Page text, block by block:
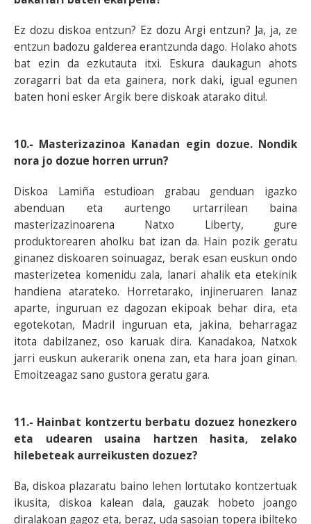
Ez dozu diskoa entzun? Ez dozu Argi entzun? Ja, ja, ze
entzun badozu galderea erantzunda dago. Holako ahots
bat ezin da ezkutauta itxi. Eskura daukagun ahots
zoragarri bat da eta gainera, nork daki, igual egunen
baten honi esker Argik bere diskoak atarako ditu!.
10.- Masterizazinoa Kanadan egin dozue. Nondik
nora jo dozue horren urrun?
Diskoa Lamiña estudioan grabau genduan igazko
abenduan eta aurtengo urtarrilean baina
masterizazinoarena Natxo Liberty, gure
produktorearen aholku bat izan da. Hain pozik geratu
ginanez diskoaren soinuagaz, berak esan euskun ondo
masterizetea komenidu zala, lanari ahalik eta etekinik
handiena atarateko. Horretarako, injineruaren lanaz
aparte, inguruan ez dagozan ekipoak behar dira, eta
egotekotan, Madril inguruan eta, jakina, beharragaz
itota dabilzanez, oso karuak dira. Kanadakoa, Natxok
jarri euskun aukerarik onena zan, eta hara joan ginan.
Emoitzeagaz sano gustora geratu gara.
11.- Hainbat kontzertu berbatu dozuez honezkero
eta udearen usaina hartzen hasita, zelako
hilebeteak aurreikusten dozuez?
Ba, diskoa plazaratu baino lehen lortutako kontzertuak
ikusita, diskoa kalean dala, gauzak hobeto joango
diralakoan gagoz eta, beraz, uda sasoian topera ibilteko